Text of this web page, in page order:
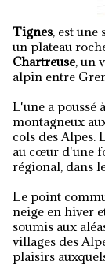
Tignes, est une
un plateau
Chartreuse, un
alpin entre
L'une a poussé
montagneux
cols des Alpes.
au cœur d'une
régional, dans
Le point
neige en hiver
soumis aux
villages des
plaisirs